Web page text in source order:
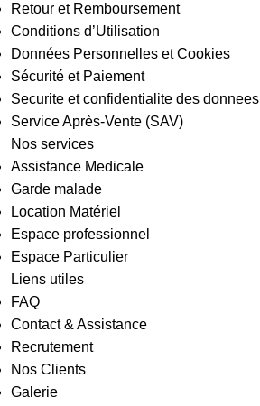
Retour et Remboursement
Conditions d’Utilisation
Données Personnelles et Cookies
Sécurité et Paiement
Securite et confidentialite des donnees
Service Après-Vente (SAV)
Nos services
Assistance Medicale
Garde malade
Location Matériel
Espace professionnel
Espace Particulier
Liens utiles
FAQ
Contact & Assistance
Recrutement
Nos Clients
Galerie